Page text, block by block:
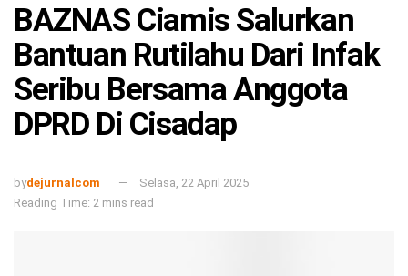
BAZNAS Ciamis Salurkan
Bantuan Rutilahu Dari Infak
Seribu Bersama Anggota
DPRD Di Cisadap
bydejurnalcom
Selasa, 22 April 2025
Reading Time: 2 mins read